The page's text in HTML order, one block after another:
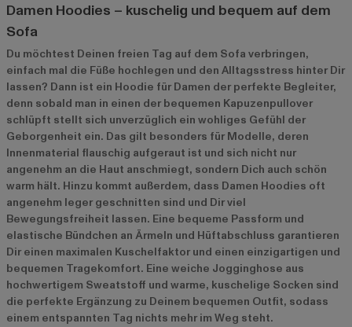
Damen Hoodies – kuschelig und bequem auf dem
Sofa
Du möchtest Deinen freien Tag auf dem Sofa verbringen,
einfach mal die Füße hochlegen und den Alltagsstress hinter Dir
lassen? Dann ist ein Hoodie für Damen der perfekte Begleiter,
denn sobald man in einen der bequemen Kapuzenpullover
schlüpft stellt sich unverzüglich ein wohliges Gefühl der
Geborgenheit ein. Das gilt besonders für Modelle, deren
Innenmaterial flauschig aufgeraut ist und sich nicht nur
angenehm an die Haut anschmiegt, sondern Dich auch schön
warm hält. Hinzu kommt außerdem, dass Damen Hoodies oft
angenehm leger geschnitten sind und Dir viel
Bewegungsfreiheit lassen. Eine bequeme Passform und
elastische Bündchen an Ärmeln und Hüftabschluss garantieren
Dir einen maximalen Kuschelfaktor und einen einzigartigen und
bequemen Tragekomfort. Eine weiche Jogginghose aus
hochwertigem Sweatstoff und warme, kuschelige Socken sind
die perfekte Ergänzung zu Deinem bequemen Outfit, sodass
einem entspannten Tag nichts mehr im Weg steht.